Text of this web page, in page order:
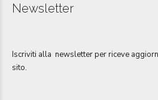
Newsletter
Iscriviti alla newsletter per riceve
sito.